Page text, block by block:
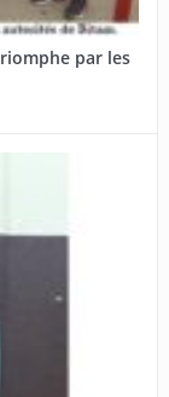
par les